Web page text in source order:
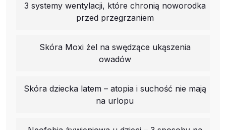
3 systemy wentylacji, które chronią noworodka
przed przegrzaniem
Skóra Moxi żel na swędzące ukąszenia
owadów
Skóra dziecka latem – atopia i suchość nie mają
na urlopu